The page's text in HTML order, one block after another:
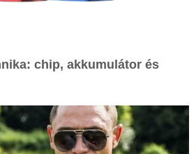
chip, akkumulátor és